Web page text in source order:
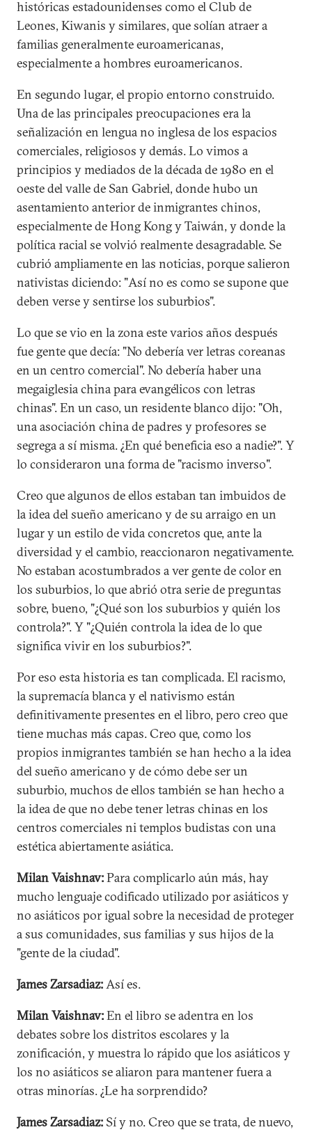
históricas estadounidenses como el Club de
Leones, Kiwanis y similares, que solían atraer a
familias generalmente euroamericanas,
especialmente a hombres euroamericanos.
En segundo lugar, el propio entorno construido.
Una de las principales preocupaciones era la
señalización en lengua no inglesa de los espacios
comerciales, religiosos y demás. Lo vimos a
principios y mediados de la década de 1980 en el
oeste del valle de San Gabriel, donde hubo un
asentamiento anterior de inmigrantes chinos,
especialmente de Hong Kong y Taiwán, y donde la
política racial se volvió realmente desagradable. Se
cubrió ampliamente en las noticias, porque salieron
nativistas diciendo: "Así no es como se supone que
deben verse y sentirse los suburbios".
Lo que se vio en la zona este varios años después
fue gente que decía: "No debería ver letras coreanas
en un centro comercial". No debería haber una
megaiglesia china para evangélicos con letras
chinas". En un caso, un residente blanco dijo: "Oh,
una asociación china de padres y profesores se
segrega a sí misma. ¿En qué beneficia eso a nadie?". Y
lo consideraron una forma de "racismo inverso".
Creo que algunos de ellos estaban tan imbuidos de
la idea del sueño americano y de su arraigo en un
lugar y un estilo de vida concretos que, ante la
diversidad y el cambio, reaccionaron negativamente.
No estaban acostumbrados a ver gente de color en
los suburbios, lo que abrió otra serie de preguntas
sobre, bueno, "¿Qué son los suburbios y quién los
controla?". Y "¿Quién controla la idea de lo que
significa vivir en los suburbios?".
Por eso esta historia es tan complicada. El racismo,
la supremacía blanca y el nativismo están
definitivamente presentes en el libro, pero creo que
tiene muchas más capas. Creo que, como los
propios inmigrantes también se han hecho a la idea
del sueño americano y de cómo debe ser un
suburbio, muchos de ellos también se han hecho a
la idea de que no debe tener letras chinas en los
centros comerciales ni templos budistas con una
estética abiertamente asiática.
Milan Vaishnav:Para complicarlo aún más, hay
mucho lenguaje codificado utilizado por asiáticos y
no asiáticos por igual sobre la necesidad de proteger
a sus comunidades, sus familias y sus hijos de la
"gente de la ciudad".
James Zarsadiaz:Así es.
Milan Vaishnav:En el libro se adentra en los
debates sobre los distritos escolares y la
zonificación, y muestra lo rápido que los asiáticos y
los no asiáticos se aliaron para mantener fuera a
otras minorías. ¿Le ha sorprendido?
James Zarsadiaz: Sí y no. Creo que se trata, de nuevo,